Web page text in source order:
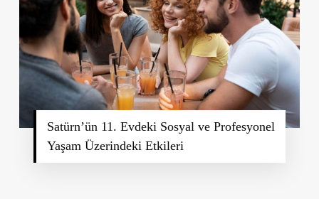
Satürn’ün 11. Evdeki Sosyal ve Profesyonel
Yaşam Üzerindeki Etkileri